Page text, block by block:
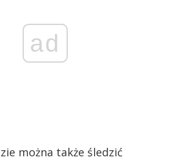
ad
można także śledzić